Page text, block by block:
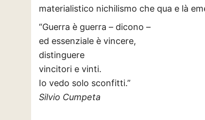
materialistico nichilismo che qua e là
“Guerra è guerra – dicono –
ed essenziale è vincere,
distinguere
vincitori e vinti.
Io vedo solo sconfitti.”
Silvio Cumpeta